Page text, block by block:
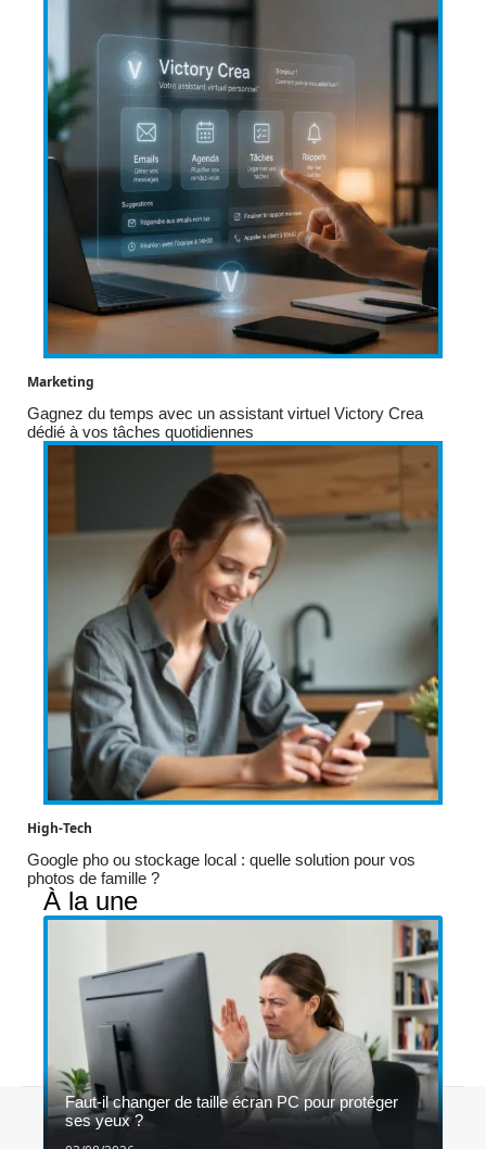
Marketing
Gagnez du temps avec un assistant virtuel Victory Crea
dédié à vos tâches quotidiennes
High-Tech
Google pho ou stockage local : quelle solution pour vos
photos de famille ?
À la une
Faut-il changer de taille écran PC pour protéger
ses yeux ?
Contact Mentions légales Sitemap